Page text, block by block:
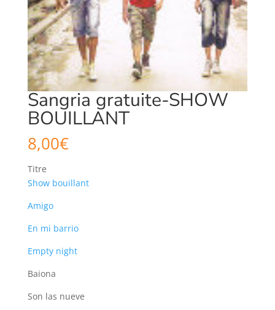
Sangria gratuite-SHOW
BOUILLANT
8,00€
Titre
Show bouillant
Amigo
En mi barrio
Empty night
Baiona
Son las nueve